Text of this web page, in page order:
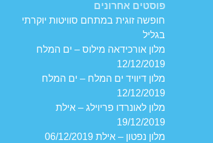
פוסטים אחרונים
חופשה זוגית במתחם סוויטות יוקרתי
בגליל
מלון אורכידאה מילוס – ים המלח
12/12/2019
מלון דיוויד ים המלח – ים המלח
12/12/2019
מלון לאונרדו פריוילג – אילת
19/12/2019
מלון נפטון – אילת 06/12/2019